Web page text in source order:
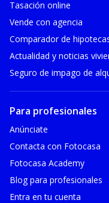
Tasación online
Vende con agencia
Comparador de
Actualidad y noticias
Seguro de impago de
Para profesionales
Anúnciate
Contacta con Fotocasa
Fotocasa Academy
Blog para profesionales
Entra en tu cuenta